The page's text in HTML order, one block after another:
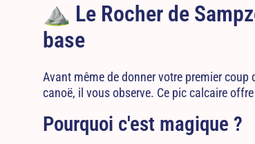
⛰️ Le Rocher de
base
Avant même de donner votre premier coup
canoë, il vous observe. Ce pic calcaire
Pourquoi c'est magique ?